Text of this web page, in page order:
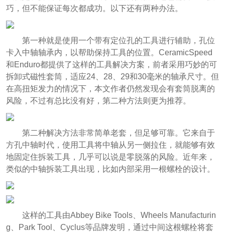
巧，但不能保证每次都成功。以下还有两种办法。
第一种就是使用一个带有定位孔的工具进行辅助，孔位
卡入中轴轴承内，以帮助保持工具的位置。CeramicSpeed
和Enduro都提供了这样的工具解决方案，前者采用巧妙的可
拆卸式磁性套筒，适应24、28、29和30毫米的轴承尺寸。但
在高扭矩发力的情况下，本文作者仍然发现会有套筒脱离的
风险，不过有总比没有好，第二种方法则更为推荐。
第二种解决方法非常简单老套，但足够可靠。它来自于
方孔中轴时代，使用工具将中轴从另一侧拉住，就能够有效
地固定住拆装工具，几乎可以说是零脱落的风险。近年来，
类似的中轴拆装工具出现，比如内部采用一根螺栓的设计。
这样的工具由Abbey Bike Tools、Wheels Manufacturin
g、Park Tool、Cyclus等品牌发明，通过中间这根螺栓将套